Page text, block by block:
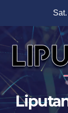
content